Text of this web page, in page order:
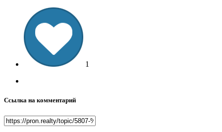
1
Ссылка на комментарий